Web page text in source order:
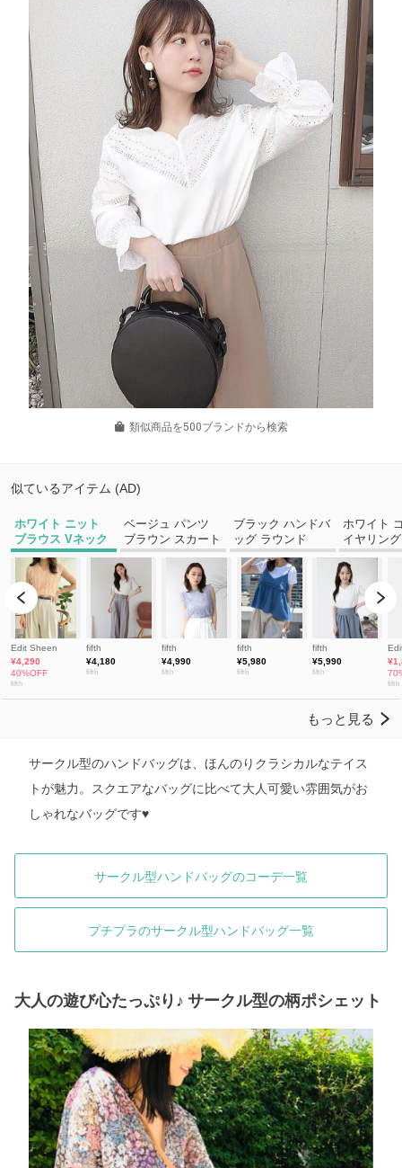
類似商品を500ブランドから検索
サークル型のハンドバッグは、ほんのりクラシカルなテイス
トが魅力。スクエアなバッグに比べて大人可愛い雰囲気がお
しゃれなバッグです♥
サークル型ハンドバッグのコーデ一覧
プチプラのサークル型ハンドバッグ一覧
大人の遊び心たっぷり♪ サークル型の柄ポシェット